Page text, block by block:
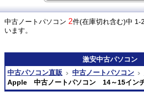
中古ノートパソコン 2件(在庫切れ含む)中 1-
います。
激安中古パソコン
中古パソコン直販
中古ノートパソコン
Apple 中古ノートパソコン 14～15イン